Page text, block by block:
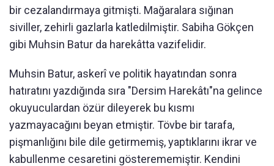
bir cezalandırmaya gitmişti. Mağaralara sığınan
siviller, zehirli gazlarla katledilmiştir. Sabiha Gökçen
gibi Muhsin Batur da harekâtta vazifelidir.
Muhsin Batur, askerî ve politik hayatından sonra
hatıratını yazdığında sıra "Dersim Harekâtı"na gelince
okuyuculardan özür dileyerek bu kısmı
yazmayacağını beyan etmiştir. Tövbe bir tarafa,
pişmanlığını bile dile getirmemiş, yaptıklarını ikrar ve
kabullenme cesaretini gösterememiştir. Kendini